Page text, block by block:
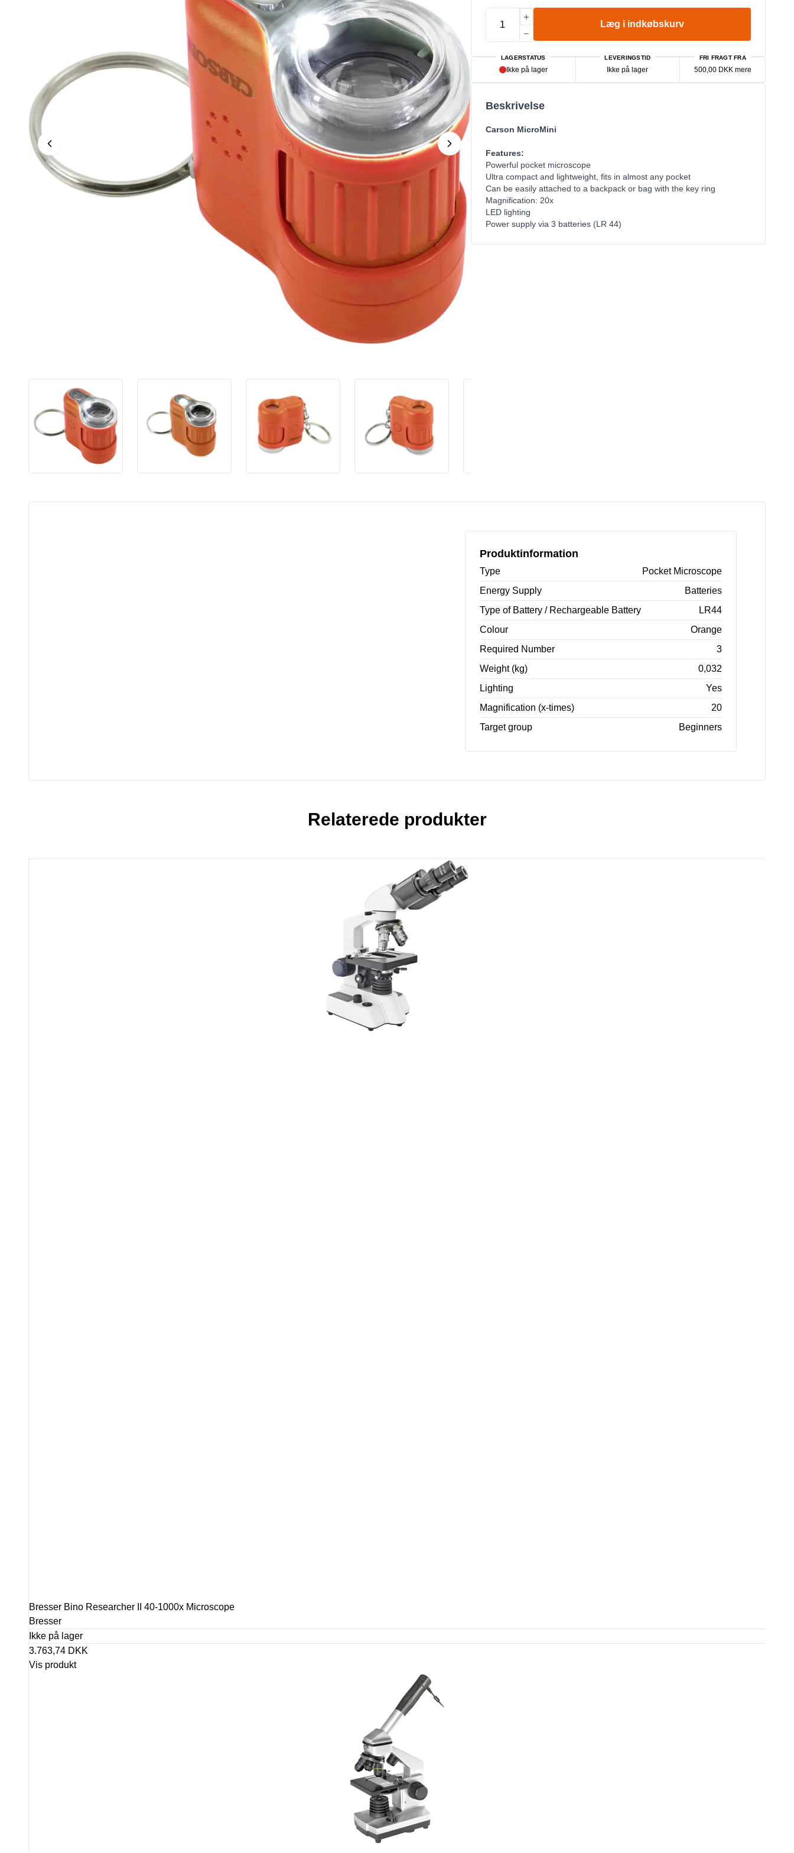
Læg i indkøbskurv
LAGERSTATUS
Ikke på lager
LEVERINGSTID
Ikke på lager
FRI FRAGT FRA
500,00 DKK mere
Beskrivelse
Carson MicroMini
Features:
Powerful pocket microscope
Ultra compact and lightweight, fits in almost any pocket
Can be easily attached to a backpack or bag with the key ring
Magnification: 20x
LED lighting
Power supply via 3 batteries (LR 44)
Produktinformation
Type
Pocket Microscope
Energy Supply
Batteries
Type of Battery / Rechargeable Battery
LR44
Colour
Orange
Required Number
3
Weight (kg)
0,032
Lighting
Yes
Magnification (x-times)
20
Target group
Beginners
Relaterede produkter
Bresser Bino Researcher II 40-1000x Microscope
Bresser
Ikke på lager
3.763,74 DKK
Vis produkt